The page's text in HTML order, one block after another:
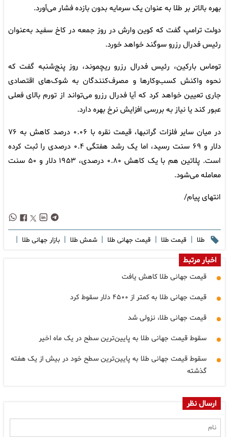
بهره بالاتر بر طلا به عنوان یک سرمایه بدون بازده فشار می‌آورد.
دولت ترامپ گفت که کوین وارش در روز جمعه در کاخ سفید به‌عنوان
رئیس فدرال رزرو سوگند خواهد خورد.
توماس بارکین، رئیس فدرال رزرو ریچموند، روز پنج‌شنبه گفت که
نحوه واکنش کسب‌وکارها و مصرف‌کنندگان به شوک‌های اقتصادی
جاری تعیین خواهد کرد که آیا فدرال رزرو می‌تواند از تورم بالای فعلی
عبور کند یا نیاز به بررسی افزایش نرخ بهره دارد.
در میان سایر فلزات گرانبها، قیمت نقره با ۰.۰۶ درصد کاهش به ۷۶
دلار و ۶۹ سنت رسید، اما یک رشد هفتگی ۰.۴ درصدی را ثبت کرده
است. پلاتین هم با یک کاهش ۰.۸۰ درصدی، ۱۹۵۳ دلار و ۵۰ سنت
معامله می‌شود.
انتهای پیام/
طلا | قیمت طلا | قیمت جهانی طلا | شمش طلا | بازار جهانی طلا |
اخبار مرتبط
قیمت جهانی طلا کاهش یافت
قیمت جهانی طلا به کمتر از ۴۵۰۰ دلار سقوط کرد
قیمت جهانی طلا، نزولی شد
سقوط قیمت جهانی طلا به پایین‌ترین سطح در یک ماه اخیر
سقوط قیمت جهانی طلا به پایین‌ترین سطح خود در بیش از یک هفته
گذشته
ارسال نظر